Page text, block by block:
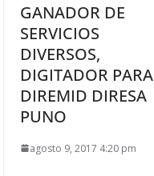
GANADOR DE
SERVICIOS
DIVERSOS,
DIGITADOR PARA
DIREMID DIRESA
PUNO
agosto 9, 2017 4:20 pm